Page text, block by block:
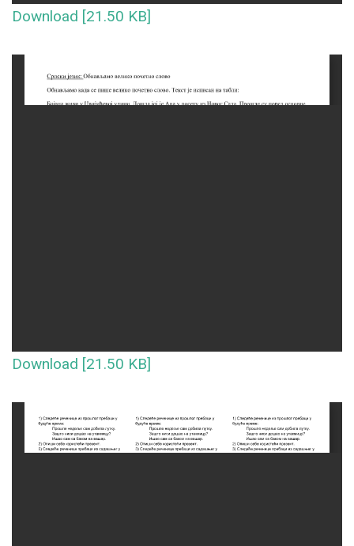
Download [21.50 KB]
Download [21.50 KB]